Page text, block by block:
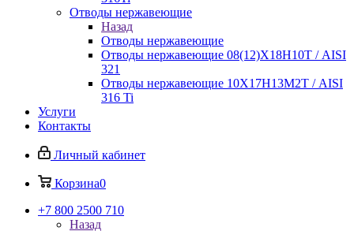
Отводы нержавеющие
Назад
Отводы нержавеющие
Отводы нержавеющие 08(12)Х18Н10Т / AISI
321
Отводы нержавеющие 10Х17Н13М2Т / AISI
316 Ti
Услуги
Контакты
Личный кабинет
Корзина0
+7 800 2500 710
Назад